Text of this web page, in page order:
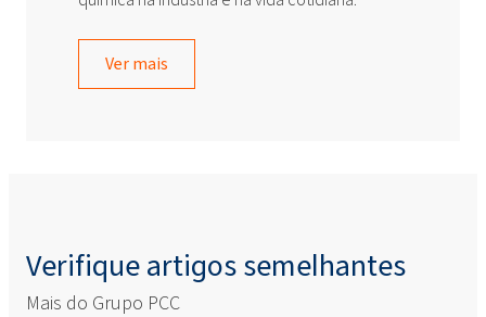
Ver mais
Verifique artigos semelhantes
Mais do Grupo PCC